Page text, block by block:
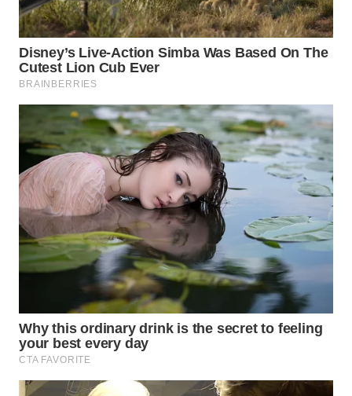
WN
TEBING
TINGGI
WN
PAKPAK
WN
KARAWANG
WN
BEKASI
WN
DEPOK